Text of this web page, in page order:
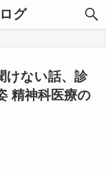
グ
けない話、診
精神科医療の